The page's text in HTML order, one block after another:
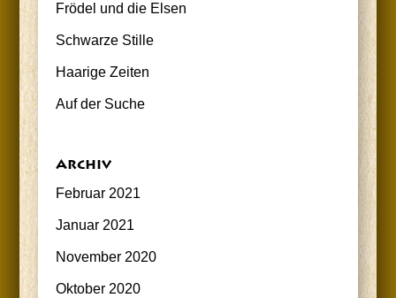
Frö­del und die Elsen
Schwar­ze Stille
Haa­ri­ge Zeiten
Auf der Suche
Archiv
Februar 2021
Januar 2021
November 2020
Oktober 2020